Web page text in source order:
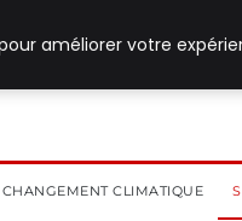
CHANGEMENT CLIMATIQUE
améliorer votre